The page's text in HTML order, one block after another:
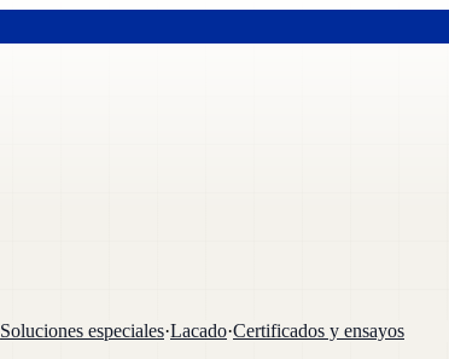
Soluciones especiales·Lacado·Certificados y ensayos